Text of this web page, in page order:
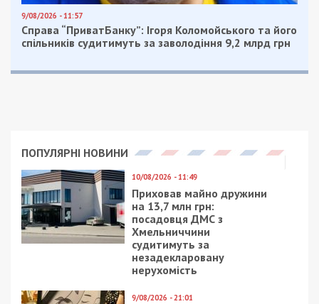
9/08/2026 - 11:57
Справа “ПриватБанку”: Ігоря Коломойського та його
спільників судитимуть за заволодіння 9,2 млрд грн
ПОПУЛЯРНІ НОВИНИ
10/08/2026 - 11:49
Приховав майно дружини
на 13,7 млн грн:
посадовця ДМС з
Хмельниччини
судитимуть за
незадекларовану
нерухомість
9/08/2026 - 21:01